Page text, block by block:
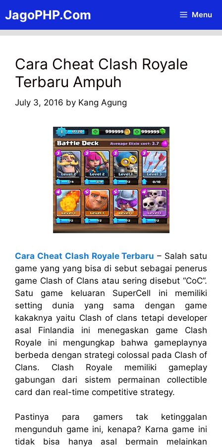
to
content
JagoPHP.Com Menu
Cara Cheat Clash Royale
Terbaru Ampuh
July 3, 2016 by Kang Agung
Cara Cheat Clash Royale Terbaru – Salah satu
game yang yang bisa di sebut sebagai penerus
game Clash of Clans atau sering disebut “CoC”.
Satu game keluaran SuperCell ini memiliki
setting dunia yang sama dengan game
kakaknya yaitu Clash of clans tetapi developer
asal Finlandia ini menegaskan game Clash
Royale ini mengungkap bahwa gameplaynya
berbeda dengan strategi colossal pada Clash of
Clans. Clash Royale memiliki gameplay
gabungan dari sistem permainan collectible
card dan real-time competitive strategy.
Pastinya para gamers tak ketinggalan
mengunduh game ini, kenapa? Karna game ini
tidak bisa hanya asal bermain melainkan